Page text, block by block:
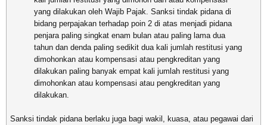
yang dilakukan oleh Wajib Pajak. Sanksi tindak pidana di
bidang perpajakan terhadap poin 2 di atas menjadi pidana
penjara paling singkat enam bulan atau paling lama dua
tahun dan denda paling sedikit dua kali jumlah restitusi yang
dimohonkan atau kompensasi atau pengkreditan yang
dilakukan paling banyak empat kali jumlah restitusi yang
dimohonkan atau kompensasi atau pengkreditan yang
dilakukan.
Sanksi tindak pidana berlaku juga bagi wakil, kuasa, atau pegawai dari